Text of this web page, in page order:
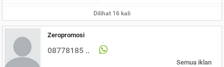
Dilihat 16 kali
Zeropromosi
08778185 ..
Semua iklan